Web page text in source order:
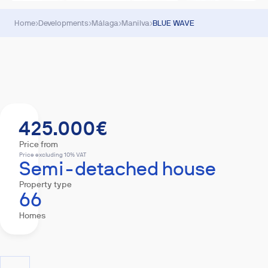
Home›Developments›Málaga›Manilva›BLUE WAVE
425.000€
Price from
Price excluding 10% VAT
Semi-detached house
Property type
66
Homes